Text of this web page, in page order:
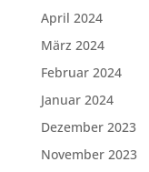
April 2024
März 2024
Februar 2024
Januar 2024
Dezember 2023
November 2023